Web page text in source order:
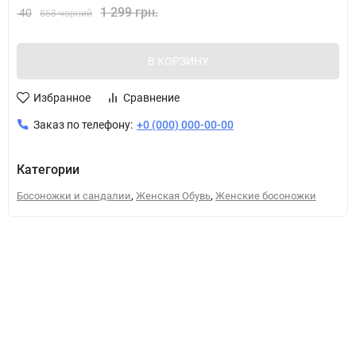
40 868 чорний 1 299 грн.
В КОРЗИНУ
Избранное Сравнение
Заказ по телефону: +0 (000) 000-00-00
Категории
Босоножки и сандалии, Женская Обувь, Женские босоножки